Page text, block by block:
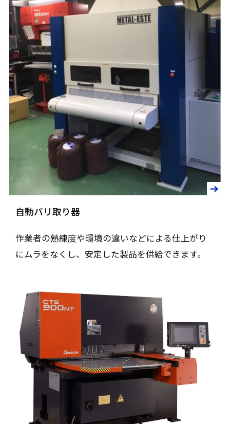
自動バリ取り器
作業者の熟練度や環境の違いなどによる仕上がり
にムラをなくし、安定した製品を供給できます。